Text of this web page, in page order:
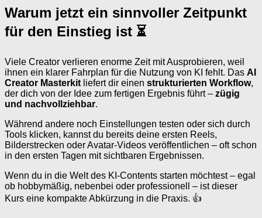
Warum jetzt ein sinnvoller Zeitpunkt
für den Einstieg ist ⏳
Viele Creator verlieren enorme Zeit mit Ausprobieren, weil
ihnen ein klarer Fahrplan für die Nutzung von KI fehlt. Das AI
Creator Masterkit liefert dir einen strukturierten Workflow,
der dich von der Idee zum fertigen Ergebnis führt – zügig
und nachvollziehbar.
Während andere noch Einstellungen testen oder sich durch
Tools klicken, kannst du bereits deine ersten Reels,
Bilderstrecken oder Avatar-Videos veröffentlichen – oft schon
in den ersten Tagen mit sichtbaren Ergebnissen.
Wenn du in die Welt des KI-Contents starten möchtest – egal
ob hobbymäßig, nebenbei oder professionell – ist dieser
Kurs eine kompakte Abkürzung in die Praxis. 👍